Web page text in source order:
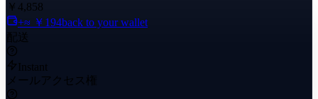
￥4,858
+≈ ￥194back to your wallet
配送
Instant
メールアクセス権